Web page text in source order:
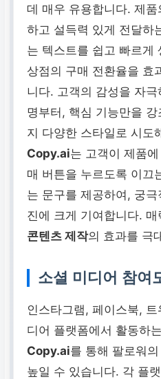
데 매우 유용합니다. 제
하고 설득력 있게 전달하
는 텍스트를 쉽고 빠르게
상점의 구매 전환율을 효
니다. 고객의 감성을 자
명부터, 핵심 기능만을
지 다양한 스타일로 시도
Copy.ai는 고객이 제품
매 버튼을 누르도록 이끄
는 문구를 제공하여, 궁
진에 크게 기여합니다.
콘텐츠 제작의 효과를 극
소셜 미디어 참여
인스타그램, 페이스북,
디어 플랫폼에서 활동하
Copy.ai를 통해 팔로워
높일 수 있습니다. 각 플